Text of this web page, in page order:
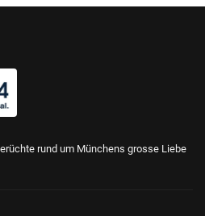
rund um Münchens grosse Liebe